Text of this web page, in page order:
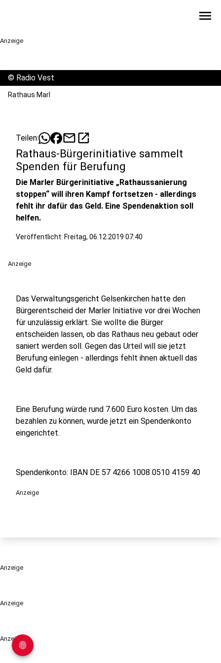
menu
Anzeige
Anzeige
Anzeige
© Radio Vest
Rathaus Marl
Teilen: mailopen_in_new
Rathaus-Bürgerinitiative sammelt
Spenden für Berufung
Die Marler Bürgerinitiative „Rathaussanierung
stoppen“ will ihren Kampf fortsetzen - allerdings
fehlt ihr dafür das Geld. Eine Spendenaktion soll
helfen.
Veröffentlicht: Freitag, 06.12.2019 07:40
Anzeige
Das Verwaltungsgericht Gelsenkirchen hatte den
Bürgerentscheid der Marler Initiative vor drei Wochen
für unzulässig erklärt. Sie wollte die Bürger
entscheiden lassen, ob das Rathaus neu gebaut oder
saniert werden soll. Gegen das Urteil will sie jetzt
Berufung einlegen - allerdings fehlt ihnen aktuell das
Geld dafür.
Eine Berufung würde rund 7.600 Euro kosten. Um das
bezahlen zu können, wurde jetzt ein Spendenkonto
eingerichtet.
Spendenkonto: IBAN DE 57 4266 1008 0510 4159 40
Anzeige
Anzeige